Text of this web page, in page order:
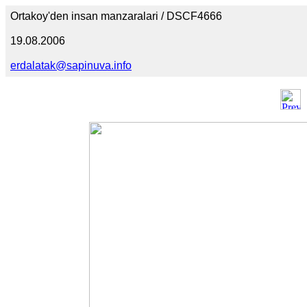
Ortakoy'den insan manzaralari / DSCF4666
19.08.2006
erdalatak@sapinuva.info